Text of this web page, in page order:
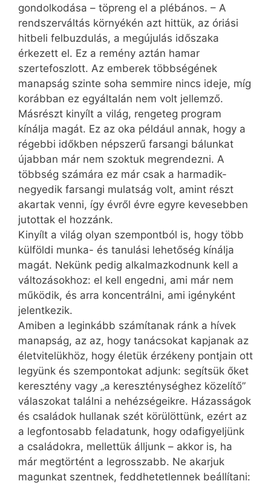
gondolkodása – töpreng el a plébános. – A
rendszerváltás környékén azt hittük, az óriási
hitbeli felbuzdulás, a megújulás időszaka
érkezett el. Ez a remény aztán hamar
szertefoszlott. Az emberek többségének
manapság szinte soha semmire nincs ideje, míg
korábban ez egyáltalán nem volt jellemző.
Másrészt kinyílt a világ, rengeteg program
kínálja magát. Ez az oka például annak, hogy a
régebbi időkben népszerű farsangi bálunkat
újabban már nem szoktuk megrendezni. A
többség számára ez már csak a harmadik-
negyedik farsangi mulatság volt, amint részt
akartak venni, így évről évre egyre kevesebben
jutottak el hozzánk.
Kinyílt a világ olyan szempontból is, hogy több
külföldi munka- és tanulási lehetőség kínálja
magát. Nekünk pedig alkalmazkodnunk kell a
változásokhoz: el kell engedni, ami már nem
működik, és arra koncentrálni, ami igényként
jelentkezik.
Amiben a leginkább számítanak ránk a hívek
manapság, az az, hogy tanácsokat kapjanak az
életvitelükhöz, hogy életük érzékeny pontjain ott
legyünk és szempontokat adjunk: segítsük őket
keresztény vagy „a kereszténységhez közelítő”
válaszokat találni a nehézségeikre. Házasságok
és családok hullanak szét körülöttünk, ezért az
a legfontosabb feladatunk, hogy odafigyeljünk
a családokra, mellettük álljunk – akkor is, ha
már megtörtént a legrosszabb. Ne akarjuk
magunkat szentnek, feddhetetlennek beállítani: